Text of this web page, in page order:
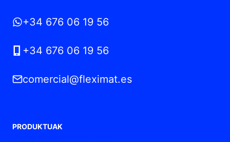
+34 676 06 19 56
+34 676 06 19 56
comercial@fleximat.es
PRODUKTUAK